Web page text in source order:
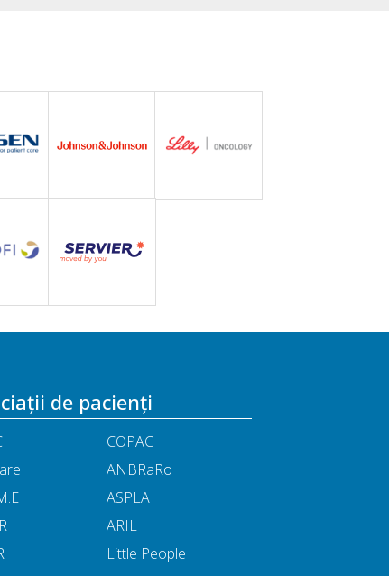
de pacienți
COPAC
ANBRaRo
ASPLA
ARIL
Little People